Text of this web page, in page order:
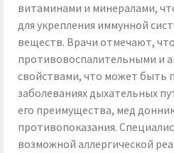
витаминами и минералами,
для укрепления иммунной
веществ. Врачи отмечают,
противовоспалительными и
свойствами, что может быть
заболеваниях дыхательных
его преимущества, мед
противопоказания.
возможной аллергической